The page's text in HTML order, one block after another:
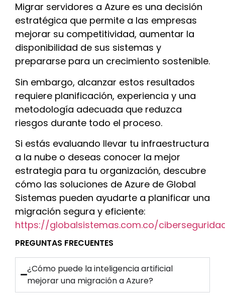
Migrar servidores a Azure es una decisión
estratégica que permite a las empresas
mejorar su competitividad, aumentar la
disponibilidad de sus sistemas y
prepararse para un crecimiento sostenible.
Sin embargo, alcanzar estos resultados
requiere planificación, experiencia y una
metodología adecuada que reduzca
riesgos durante todo el proceso.
Si estás evaluando llevar tu infraestructura
a la nube o deseas conocer la mejor
estrategia para tu organización, descubre
cómo las soluciones de Azure de Global
Sistemas pueden ayudarte a planificar una
migración segura y eficiente:
https://globalsistemas.com.co/
PREGUNTAS FRECUENTES
¿Cómo puede la inteligencia artificial
mejorar una migración a Azure?